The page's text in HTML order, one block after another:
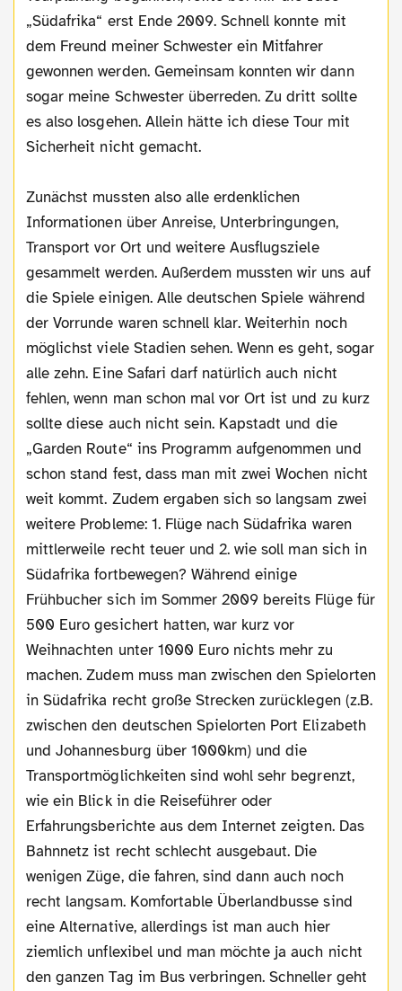
„Südafrika“ erst Ende 2009. Schnell konnte mit
dem Freund meiner Schwester ein Mitfahrer
gewonnen werden. Gemeinsam konnten wir dann
sogar meine Schwester überreden. Zu dritt sollte
es also losgehen. Allein hätte ich diese Tour mit
Sicherheit nicht gemacht.
Zunächst mussten also alle erdenklichen
Informationen über Anreise, Unterbringungen,
Transport vor Ort und weitere Ausflugsziele
gesammelt werden. Außerdem mussten wir uns auf
die Spiele einigen. Alle deutschen Spiele während
der Vorrunde waren schnell klar. Weiterhin noch
möglichst viele Stadien sehen. Wenn es geht, sogar
alle zehn. Eine Safari darf natürlich auch nicht
fehlen, wenn man schon mal vor Ort ist und zu kurz
sollte diese auch nicht sein. Kapstadt und die
„Garden Route“ ins Programm aufgenommen und
schon stand fest, dass man mit zwei Wochen nicht
weit kommt. Zudem ergaben sich so langsam zwei
weitere Probleme: 1. Flüge nach Südafrika waren
mittlerweile recht teuer und 2. wie soll man sich in
Südafrika fortbewegen? Während einige
Frühbucher sich im Sommer 2009 bereits Flüge für
500 Euro gesichert hatten, war kurz vor
Weihnachten unter 1000 Euro nichts mehr zu
machen. Zudem muss man zwischen den Spielorten
in Südafrika recht große Strecken zurücklegen (z.B.
zwischen den deutschen Spielorten Port Elizabeth
und Johannesburg über 1000km) und die
Transportmöglichkeiten sind wohl sehr begrenzt,
wie ein Blick in die Reiseführer oder
Erfahrungsberichte aus dem Internet zeigten. Das
Bahnnetz ist recht schlecht ausgebaut. Die
wenigen Züge, die fahren, sind dann auch noch
recht langsam. Komfortable Überlandbusse sind
eine Alternative, allerdings ist man auch hier
ziemlich unflexibel und man möchte ja auch nicht
den ganzen Tag im Bus verbringen. Schneller geht